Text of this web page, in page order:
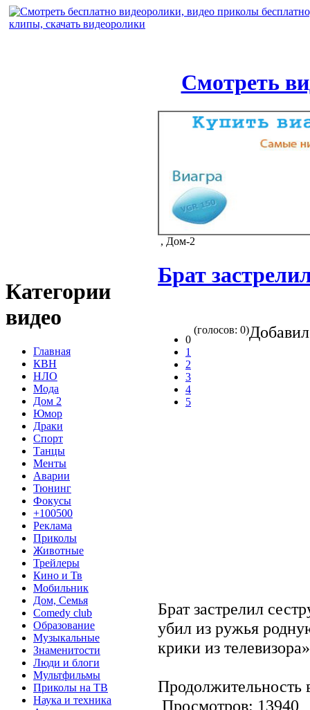
Смотреть
Категории
видео
Главная
КВН
НЛО
Мода
Дом 2
Юмор
Драки
Спорт
Танцы
Менты
Аварии
Тюнинг
Фокусы
+100500
Реклама
Приколы
Животные
Трейлеры
Кино и Тв
Мобильник
Дом, Семья
Comedy club
Образование
Музыкальные
Знаменитости
Люди и блоги
Мультфильмы
Приколы на ТВ
Наука и техника
, Дом-2
Брат
0
1
2
3
4
5
(голосов: 0)
Брат застрелил
убил из ружья
крики из
Продолжительность
Просмотров: